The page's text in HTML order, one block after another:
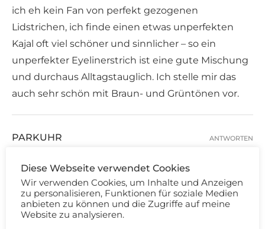
ich eh kein Fan von perfekt gezogenen
Lidstrichen, ich finde einen etwas unperfekten
Kajal oft viel schöner und sinnlicher – so ein
unperfekter Eyelinerstrich ist eine gute Mischung
und durchaus Alltagstauglich. Ich stelle mir das
auch sehr schön mit Braun- und Grüntönen vor.
PARKUHR
Find ich super. In der Vorschau dachte ich an
Glitzer, aber das ist ja schon ein Klassiker. Das
Ergebnis gefällt mir echt gut. Die Brauen auf dem
ANTWORTEN
Diese Webseite verwendet Cookies
Wir verwenden Cookies, um Inhalte und Anzeigen
zu personalisieren, Funktionen für soziale Medien
anbieten zu können und die Zugriffe auf meine
Website zu analysieren.